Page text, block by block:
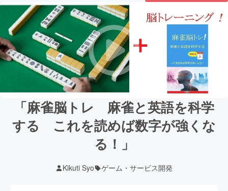
「麻雀脳トレ 麻雀と英語を科学
する これを読めば数字が強くな
る！」
Kikuti Syo ゲーム・サービス開発